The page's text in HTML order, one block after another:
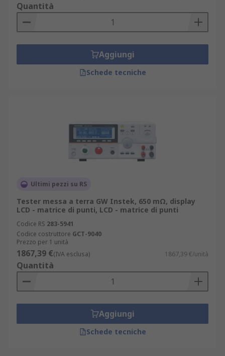
Quantità
Aggiungi
Schede tecniche
Ultimi pezzi su RS
Tester messa a terra GW Instek, 650 mΩ, display
LCD - matrice di punti, LCD - matrice di punti
Codice RS 283-5941
Codice costruttore GCT-9040
Prezzo per 1 unità
1867,39 €(IVA esclusa) 1867,39 €/unità
Quantità
Aggiungi
Schede tecniche